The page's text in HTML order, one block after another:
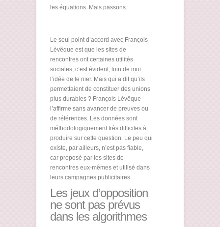
les équations. Mais passons.
Le seul point d’accord avec François
Lévêque est que les sites de
rencontres ont certaines utilités
sociales, c’est évident, loin de moi
l’idée de le nier. Mais qui a dit qu’ils
permettaient de constituer des unions
plus durables ? François Lévêque
l’affirme sans avancer de preuves ou
de références. Les données sont
méthodologiquement très difficiles à
produire sur cette question. Le peu qui
existe, par ailleurs, n’est pas fiable,
car proposé par les sites de
rencontres eux-mêmes et utilisé dans
leurs campagnes publicitaires.
Les jeux d’opposition
ne sont pas prévus
dans les algorithmes